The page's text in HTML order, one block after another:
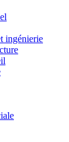
ingénierie